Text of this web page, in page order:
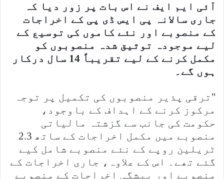
آئی ایم ایف نے اس بات پر زور دیا کہ
جاری سالانہ پی ایس ڈی پی کے اخراجات
کے منصوبے اور نئے کاموں کی توسیع کے
لیے موجودہ توثیق شدہ منصوبوں کو
مکمل کرنے کے لیے تقریباً 14 سال درکار
ہوں گے۔
"ترقی پذیر منصوبوں کی تکمیل پر توجہ
مرکوز کرنے کے اہداف کے باوجود،
حکومت کی جانب سے گزشتہ مالیاتی
منصوبے میں مکمل اخراجات کے ساتھ 2.3
ٹریلین روپے کے نئے منصوبے شامل کیے
گئے تھے۔ اس کے علاوہ، جاری اخراجات کے
منصوبے اور پیشگی اخراجات کے منصوبے